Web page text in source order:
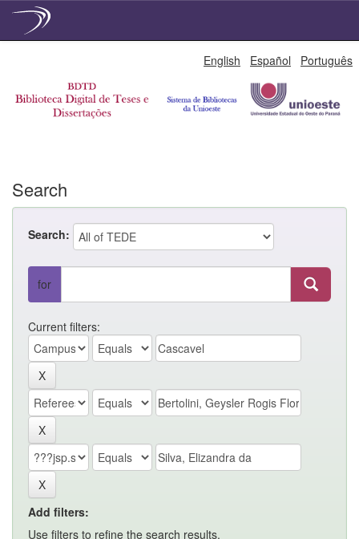
English Español Português
Search
Search:
for
Current filters:
Add filters:
Use filters to refine the search results.